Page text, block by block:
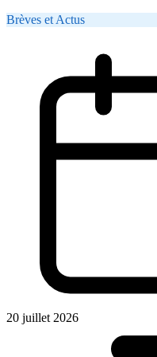
Brèves et Actus
20 juillet 2026